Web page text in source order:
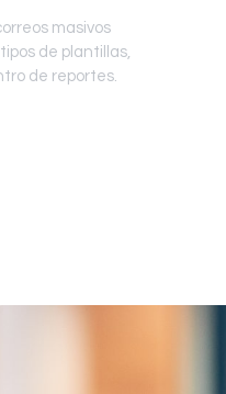
masivos
de plantillas,
de reportes.